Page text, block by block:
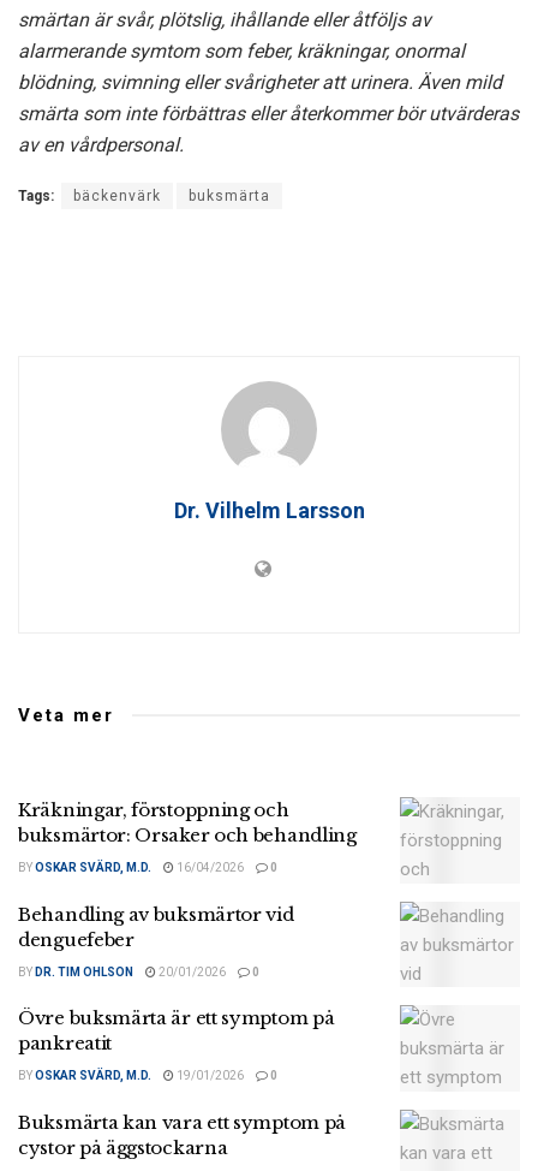
smärtan är svår, plötslig, ihållande eller åtföljs av
alarmerande symtom som feber, kräkningar, onormal
blödning, svimning eller svårigheter att urinera. Även mild
smärta som inte förbättras eller återkommer bör utvärderas
av en vårdpersonal.
Tags: bäckenvärk buksmärta
Dr. Vilhelm Larsson
Veta mer
Kräkningar, förstoppning och
buksmärtor: Orsaker och behandling
BYOSKAR SVÄRD, M.D. 16/04/2026 0
Behandling av buksmärtor vid
denguefeber
BY DR. TIM OHLSON 20/01/2026 0
Övre buksmärta är ett symptom på
pankreatit
BYOSKAR SVÄRD, M.D. 19/01/2026 0
Buksmärta kan vara ett symptom på
cystor på äggstockarna